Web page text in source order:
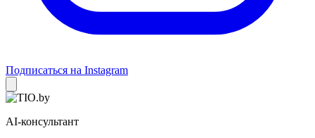
Подписаться на Instagram
AI-консультант